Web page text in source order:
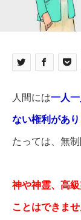
人間には一人
ない権利があ
たっては、無
神や神霊、高
ことはできませ